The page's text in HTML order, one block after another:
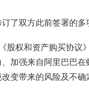
了双方此前签署的多
股权和资产购买协议
加强来自阿里巴巴
变带来的风险及不确